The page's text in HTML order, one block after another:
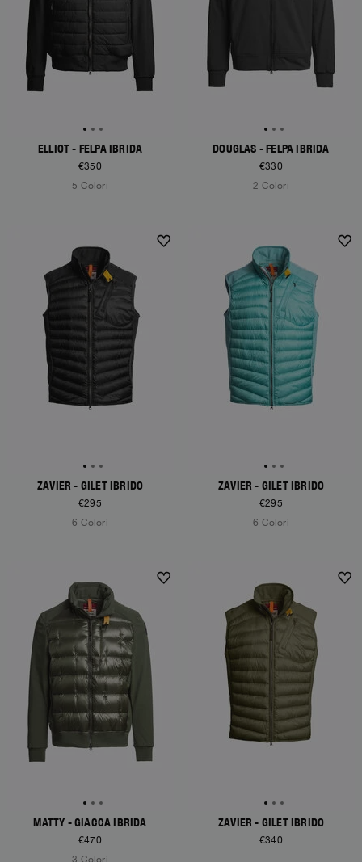
ELLIOT - FELPA IBRIDA
€350
5 Colori
DOUGLAS - FELPA IBRIDA
€330
2 Colori
ZAVIER - GILET IBRIDO
€295
6 Colori
ZAVIER - GILET IBRIDO
€295
6 Colori
NEW ARRIVALS
MATTY - GIACCA IBRIDA
€470
3 Colori
NEW ARRIVALS
ZAVIER - GILET IBRIDO
€340